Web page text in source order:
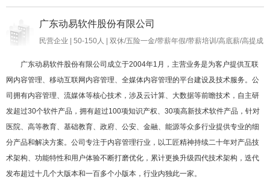
广东动易软件股份有限公司
民营企业 | 50-150人 | 双休/五险一金/带薪年假/带薪培训/高底薪/高提成
广东动易软件股份有限公司成立于2004年1月，主营业务是为客户提供互联
网内容管理、移动互联网内容管理、全媒体内容管理的平台建设及技术服务。公
司拥有内容管理、流媒体等核心技术，涉及云计算、大数据等前瞻技术，自主研
发超过30个软件产品，拥有超过100项知识产权、30项高新技术软件产品，针对
医院、高等教育、基础教育、政府、公安、金融、能源等众多行业提供专业的细
分产品和解决方案。公司专注于内容管理行业，以工匠精神持续二十年对产品技
术架构、功能特性和用户体验不断打磨优化，累计更换升级四代技术架构，迭代
发布超过十几个大版本和一百多个小版本，行业内独此一家。